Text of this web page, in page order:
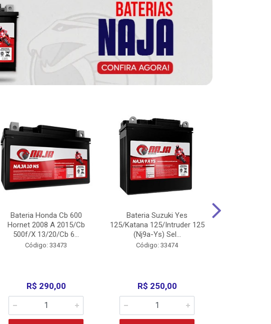
Bateria Honda Cb 600
Hornet 2008 A 2015/Cb
500f/X 13/20/Cb 6...
Código: 33473
R$ 290,00
Bateria Suzuki Yes
125/Katana 125/Intruder 125
(Nj9a-Ys) Sel...
Código: 33474
R$ 250,00